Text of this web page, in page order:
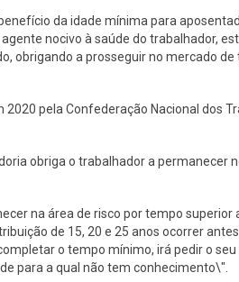
da idade mínima para
nocivo à saúde do trabalhador,
obrigando a prosseguir no mercado de
pela Confederação Nacional dos
obriga o trabalhador a permanecer
na área de risco por tempo superior
de 15, 20 e 25 anos ocorrer
o tempo mínimo, irá pedir o
para a qual não tem conhecimento\".